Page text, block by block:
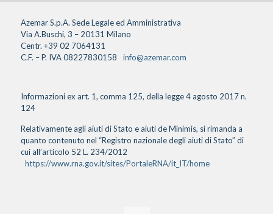
Azemar S.p.A. Sede Legale ed Amministrativa
Via A.Buschi, 3 – 20131 Milano
Centr. +39 02 7064131
C.F. – P. IVA 08227830158
info@azemar.com
Informazioni ex art. 1, comma 125, della legge 4 agosto 2017 n.
124
Relativamente agli aiuti di Stato e aiuti de Minimis, si rimanda a
quanto contenuto nel “Registro nazionale degli aiuti di Stato” di
cui all’articolo 52 L. 234/2012
https://www.rna.gov.it/sites/PortaleRNA/it_IT/home